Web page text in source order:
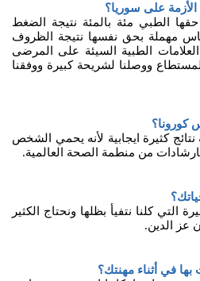
حقها الطبي مئة بالمئة نتيجة الضغط
مهملة بحق نفسها نتيجة الظروف
الطبية السيئة على المرضى
ووصلنا لشريحة كبيرة ووفقنا
كثيرة ايجابية لأنه يحمي الشخص
من منطمة الصحة العالمية.
التي كلنا نتفيأ بظلها ونحتاج الكثير
عز الدين.